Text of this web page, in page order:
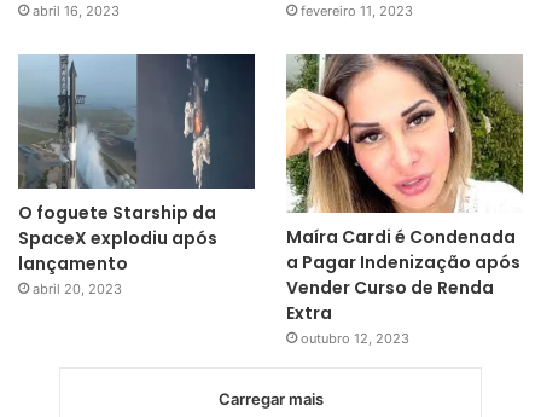
abril 16, 2023 fevereiro 11, 2023
O foguete Starship da
SpaceX explodiu após
lançamento
abril 20, 2023
Maíra Cardi é Condenada
a Pagar Indenização após
Vender Curso de Renda
Extra
outubro 12, 2023
Carregar mais